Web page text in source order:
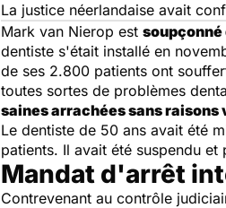
La justice néerlandaise avait
Mark van Nierop est
dentiste s'était installé en
de ses 2.800 patients ont
toutes sortes de problèmes
saines arrachées sans raisons
Le dentiste de 50 ans avait été
patients. Il avait été suspendu
Mandat d'arrêt
Contrevenant au contrôle